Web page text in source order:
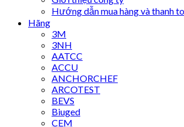
Hướng dẫn mua hàng và thanh
Hãng
3M
3NH
AATCC
ACCU
ANCHORCHEF
ARCOTEST
BEVS
Biuged
CEM